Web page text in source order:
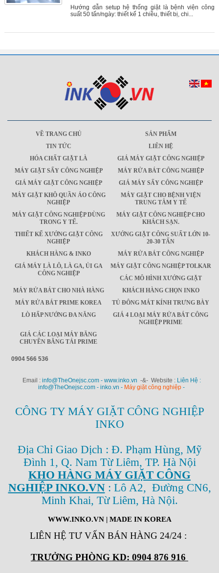
Hướng dẫn setup hệ thống giặt là bệnh viện công
suất 50 tấn/ngày: thiết kế 1 chiều, thiết bị, chi...
VỀ TRANG CHỦ
SẢN PHẨM
TIN TỨC
LIÊN HỆ
HÓA CHẤT GIẶT LÀ
GIÁ MÁY GIẶT CÔNG NGHIỆP
MÁY GIẶT SẤY CÔNG NGHIỆP
MÁY RỬA BÁT CÔNG NGHIỆP
GIÁ MÁY GIẶT CÔNG NGHIỆP
GIÁ MÁY SẤY CÔNG NGHIỆP
MÁY GIẶT KHÔ QUẦN ÁO CÔNG
NGHIỆP
MÁY GIẶT CHO BỆNH VIỆN
TRUNG TÂM Y TẾ
MÁY GIẶT CÔNG NGHIỆP DÙNG
TRONG Y TẾ.
MÁY GIẶT CÔNG NGHIỆP CHO
KHÁCH SẠN.
THIẾT KẾ XƯỞNG GIẶT CÔNG
NGHIỆP
XƯỞNG GIẶT CÔNG SUẤT LỚN 10-
20-30 TẤN
KHÁCH HÀNG & INKO
MÁY RỬA BÁT CÔNG NGHIỆP
GIÁ MÁY LÀ LÔ, LÀ GA, ỦI GA
CÔNG NGHIỆP
MÁY GIẶT CÔNG NGHIỆP TOLKAR
CÁC MÔ HÌNH XƯỞNG GIẶT
MÁY RỬA BÁT CHO NHÀ HÀNG
KHÁCH HÀNG CHỌN INKO
MÁY RỬA BÁT PRIME KOREA
TỦ ĐÔNG MÁT KÍNH TRƯNG BÀY
LÒ HẤP NƯỚNG ĐA NĂNG
GIÁ 4 LOẠI MÁY RỬA BÁT CÔNG
NGHIỆP PRIME
GIÁ CÁC LOẠI MÁY BĂNG
CHUYỀN BĂNG TẢI PRIME
0904 566 536
Email : info@TheOnejsc.com - www.inko.vn -&- Website : Liên Hệ :
info@TheOnejsc.com - inko.vn - Máy giặt công nghiệp -
CÔNG TY MÁY GIẶT CÔNG NGHIỆP
INKO
Địa Chỉ Giao Dịch : Đ. Phạm Hùng, Mỹ
Đình 1, Q. Nam Từ Liêm, TP. Hà Nội
KHO HÀNG MÁY GIẶT CÔNG
NGHIỆP INKO.VN: Lô A2, Đường CN6,
Minh Khai, Từ Liêm, Hà Nội.
WWW.INKO.VN| MADE IN KOREA
LIÊN HỆ TƯ VẤN BÁN HÀNG 24/24 :
TRƯỞNG PHÒNG KD: 0904 876 916